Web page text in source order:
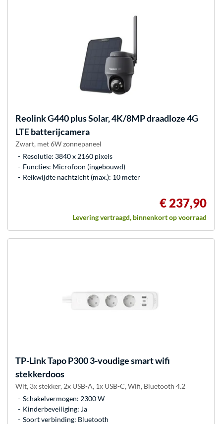
ReolinkG440 plus Solar, 4K/8MP draadloze 4G
LTE batterijcamera
Zwart, met 6W zonnepaneel
Resolutie: 3840 x 2160 pixels
Functies: Microfoon (ingebouwd)
Reikwijdte nachtzicht (max.): 10 meter
€ 237,90
Levering vertraagd, binnenkort op voorraad
TP-LinkTapo P300 3-voudige smart wifi
stekkerdoos
Wit, 3x stekker, 2x USB-A, 1x USB-C, Wifi, Bluetooth 4.2
Schakelvermogen: 2300 W
Kinderbeveiliging: Ja
Soort verbinding: Bluetooth